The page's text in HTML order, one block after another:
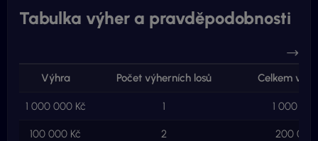
Tabulka výher a pravděpodobnosti
Výhra Počet výherních losů Celkem ve
1 000 000 Kč 1 1 000
100 000 Kč 2 200 000